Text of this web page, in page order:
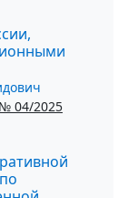
04/2025